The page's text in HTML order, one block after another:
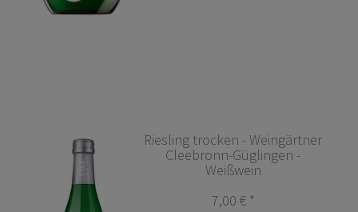
Riesling trocken - Weingärtner
Cleebronn-Güglingen -
Weißwein
7,00 € *